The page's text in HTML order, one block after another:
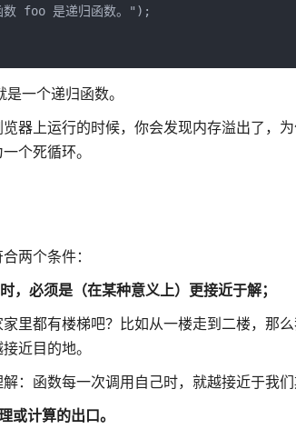
foo 是递归函数。");
一个递归函数。
器上运行的时候，你会发现内存溢出了，
个死循环。
两个条件：
，必须是（在某种意义上）更接近于解；
里都有楼梯吧？比如从一楼走到二楼，那
近目的地。
：函数每一次调用自己时，就越接近于我们
或计算的出口。